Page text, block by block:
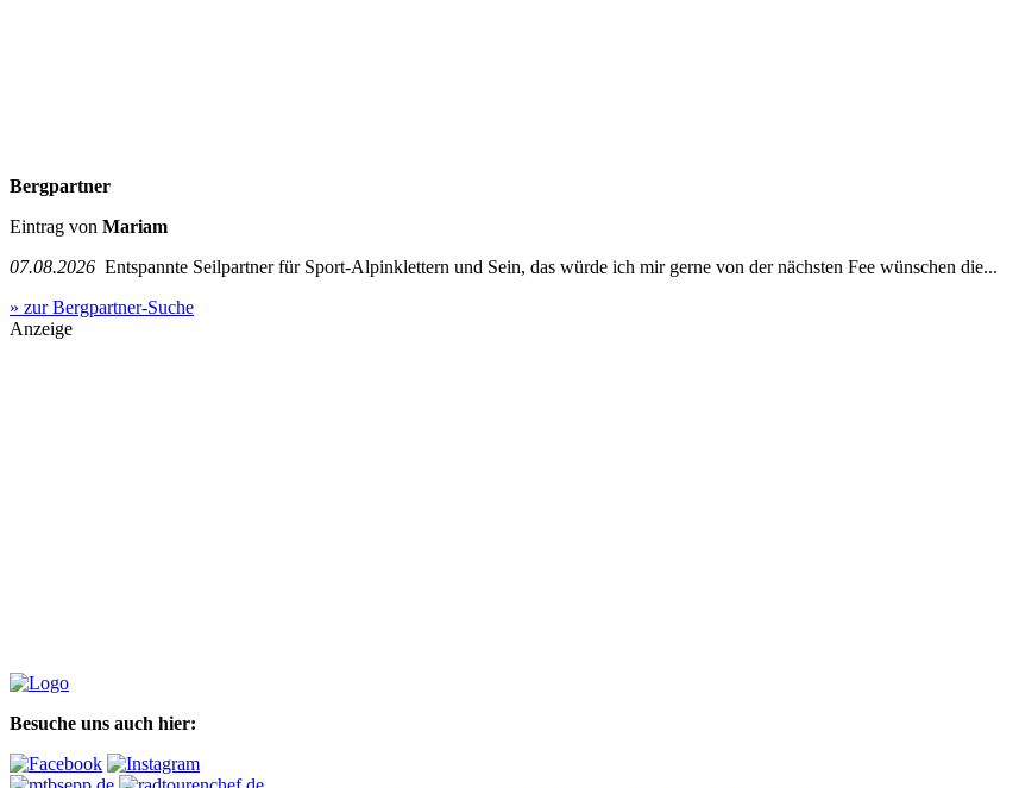
Bergpartner
Eintrag von Mariam
07.08.2026 Entspannte Seilpartner für Sport-Alpinklettern und Sein, das würde ich mir gerne von der nächsten Fee wünschen die...
» zur Bergpartner-Suche
Anzeige
Besuche uns auch hier: